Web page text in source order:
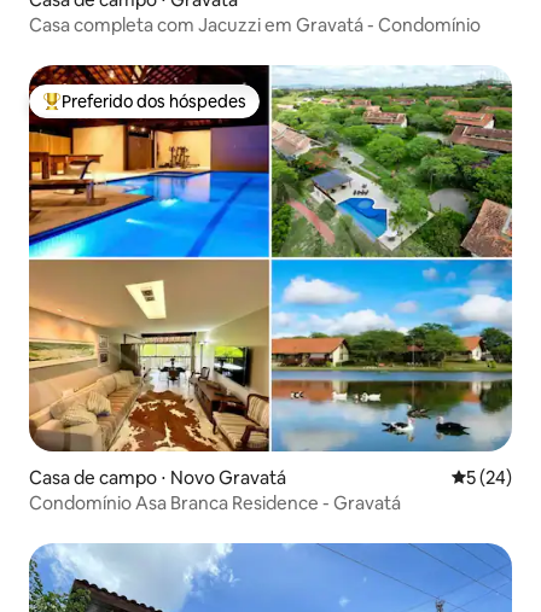
Casa completa com Jacuzzi em Gravatá - Condomínio
Entre os melhores preferidos dos hóspedes
Preferido dos hóspedes
Casa de campo ⋅ Novo Gravatá 5 de uma
5 (24)
Condomínio Asa Branca Residence - Gravatá